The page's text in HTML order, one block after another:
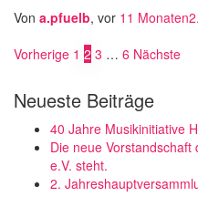
Von a.pfuelb, vor 11 Monaten
der
Beiträge
Vorherige 1 2 3 … 6 Nächste
Neueste Beiträge
40 Jahre Musikinitiative
Die neue
e.V. steht.
2.